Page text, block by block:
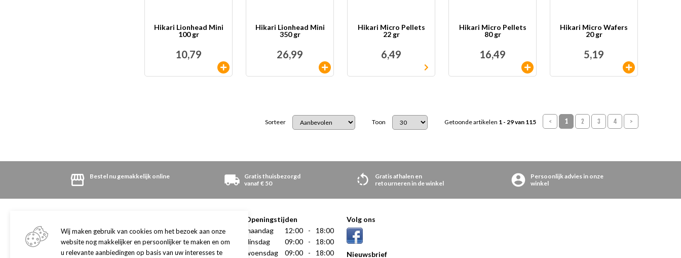
Hikari Lionhead Mini
100 gr
10,79
Hikari Lionhead Mini
350 gr
26,99
Hikari Micro Pellets
22 gr
6,49
Hikari Micro Pellets
80 gr
16,49
Hikari Micro Wafers
20 gr
5,19
Sorteer Toon Getoonde artikelen 1 - 29 van 115 < 1 2 3 4 >
Bestel nu gemakkelijk online
Gratis thuisbezorgd
vanaf € 50
Gratis afhalen en
retourneren in de winkel
Persoonlijk advies in onze
winkel
Adres en openingstijden
Onze winkel
Dogwash
Algemene informatie
Retourneren
Herroepingsrecht
Openingstijden
maandag
12:00 -
18:00
dinsdag
09:00 -
18:00
woensdag
09:00 - 18:00
Volg ons
Nieuwsbrief
Wij maken gebruik van cookies om het bezoek aan onze
website nog makkelijker en persoonlijker te maken en om
u relevante aanbiedingen op basis van uw interesses te